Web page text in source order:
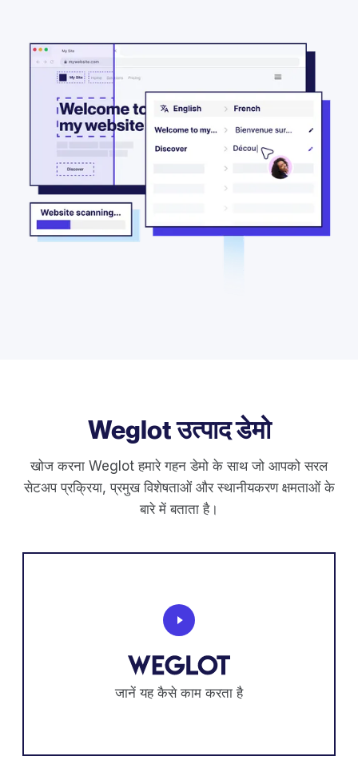
Weglot उत्पाद डेमो
खोज करना Weglot हमारे गहन डेमो के साथ जो आपको सरल
सेटअप प्रक्रिया, प्रमुख विशेषताओं और स्थानीयकरण क्षमताओं के
बारे में बताता है।
जानें यह कैसे काम करता है